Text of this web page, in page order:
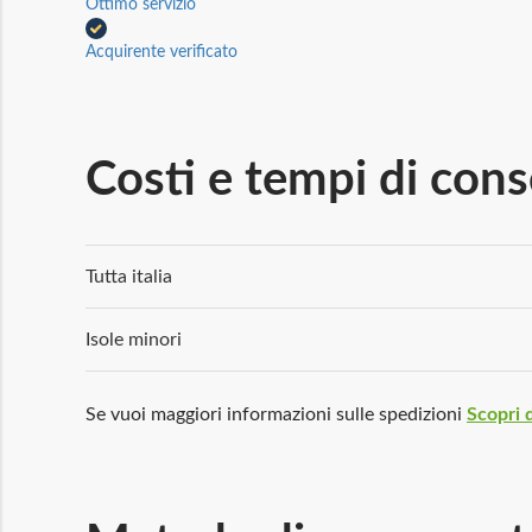
Ottimo servizio
Acquirente verificato
Costi e tempi di
Tutta italia
Isole minori
Se vuoi maggiori informazioni sulle spedizioni Scopri